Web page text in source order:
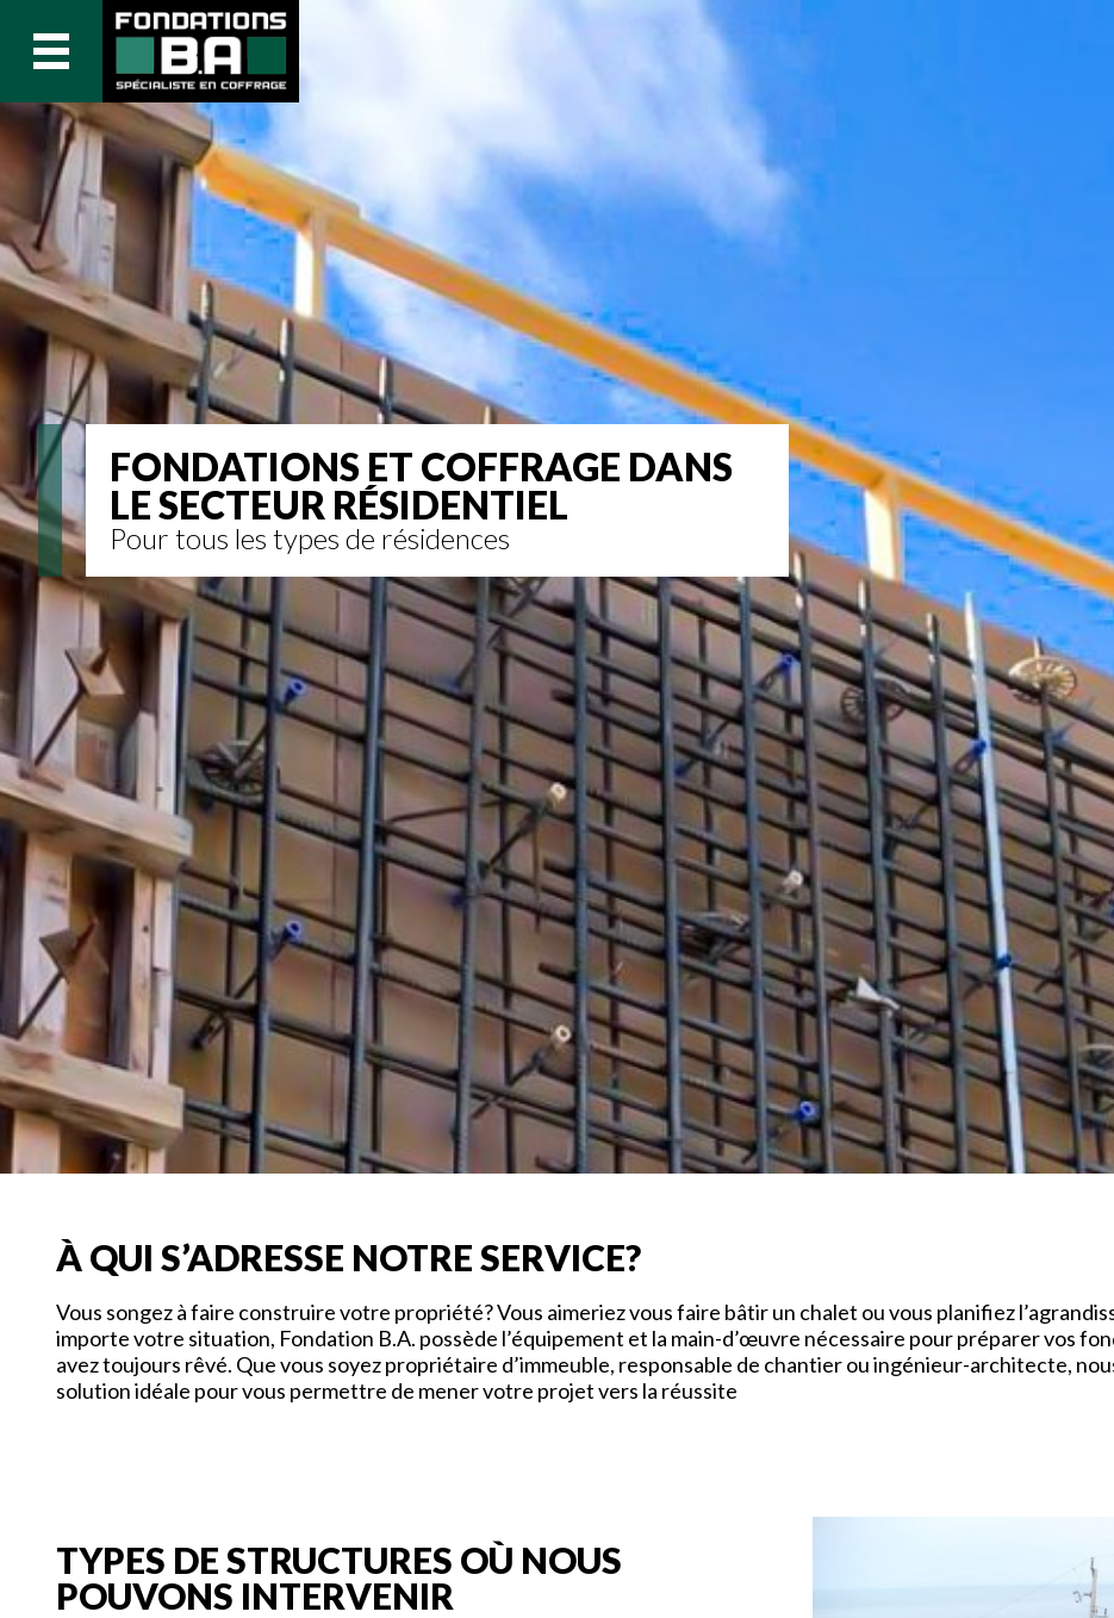
FONDATIONS ET COFFRAGE DANS
LE SECTEUR RÉSIDENTIEL
Pour tous les types de résidences
À QUI S’ADRESSE NOTRE SERVICE?
Vous songez à faire construire votre propriété? Vous aimeriez vous faire bâtir un chalet ou vous planifiez
importe votre situation, Fondation B.A. possède l’équipement et la main-d’œuvre nécessaire pour préparer vos
avez toujours rêvé. Que vous soyez propriétaire d’immeuble, responsable de chantier ou ingénieur-architecte,
solution idéale pour vous permettre de mener votre projet vers la réussite
TYPES DE STRUCTURES OÙ NOUS
POUVONS INTERVENIR